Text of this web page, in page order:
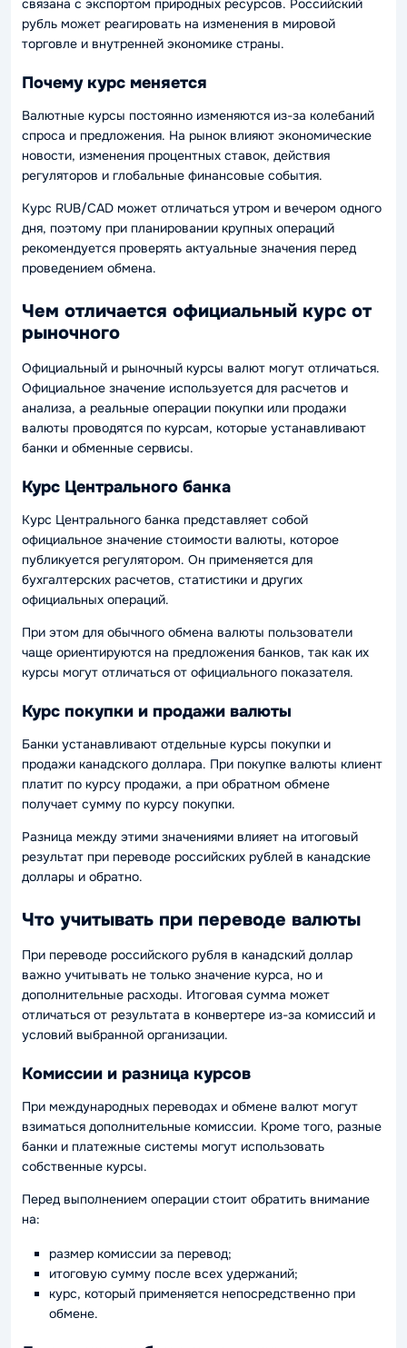
рубль может реагировать на изменения в мировой
торговле и внутренней экономике страны.
Почему курс меняется
Валютные курсы постоянно изменяются из-за колебаний
спроса и предложения. На рынок влияют экономические
новости, изменения процентных ставок, действия
регуляторов и глобальные финансовые события.
Курс RUB/CAD может отличаться утром и вечером одного
дня, поэтому при планировании крупных операций
рекомендуется проверять актуальные значения перед
проведением обмена.
Чем отличается официальный курс от
рыночного
Официальный и рыночный курсы валют могут отличаться.
Официальное значение используется для расчетов и
анализа, а реальные операции покупки или продажи
валюты проводятся по курсам, которые устанавливают
банки и обменные сервисы.
Курс Центрального банка
Курс Центрального банка представляет собой
официальное значение стоимости валюты, которое
публикуется регулятором. Он применяется для
бухгалтерских расчетов, статистики и других
официальных операций.
При этом для обычного обмена валюты пользователи
чаще ориентируются на предложения банков, так как их
курсы могут отличаться от официального показателя.
Курс покупки и продажи валюты
Банки устанавливают отдельные курсы покупки и
продажи канадского доллара. При покупке валюты клиент
платит по курсу продажи, а при обратном обмене
получает сумму по курсу покупки.
Разница между этими значениями влияет на итоговый
результат при переводе российских рублей в канадские
доллары и обратно.
Что учитывать при переводе валюты
При переводе российского рубля в канадский доллар
важно учитывать не только значение курса, но и
дополнительные расходы. Итоговая сумма может
отличаться от результата в конвертере из-за комиссий и
условий выбранной организации.
Комиссии и разница курсов
При международных переводах и обмене валют могут
взиматься дополнительные комиссии. Кроме того, разные
банки и платежные системы могут использовать
собственные курсы.
Перед выполнением операции стоит обратить внимание
на:
размер комиссии за перевод;
итоговую сумму после всех удержаний;
курс, который применяется непосредственно при
обмене.